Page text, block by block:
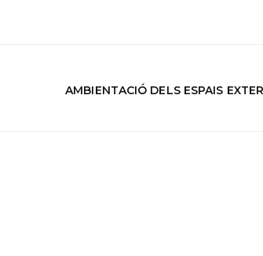
AMBIENTACIÓ DELS ESPAIS